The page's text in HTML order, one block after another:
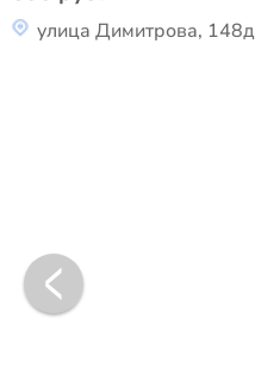
улица Димитрова, 148д